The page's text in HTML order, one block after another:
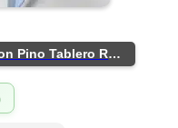
Barra Desayunadora Móvil Con Pino Tablero Rústico